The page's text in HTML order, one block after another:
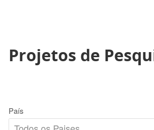
Projetos de
País